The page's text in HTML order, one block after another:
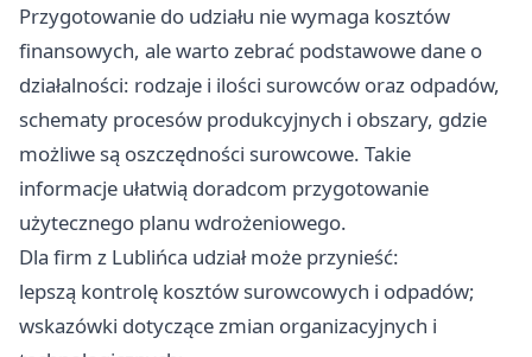
Przygotowanie do udziału nie wymaga kosztów
finansowych, ale warto zebrać podstawowe dane o
działalności: rodzaje i ilości surowców oraz odpadów,
schematy procesów produkcyjnych i obszary, gdzie
możliwe są oszczędności surowcowe. Takie
informacje ułatwią doradcom przygotowanie
użytecznego planu wdrożeniowego.
Dla firm z Lublińca udział może przynieść:
lepszą kontrolę kosztów surowcowych i odpadów;
wskazówki dotyczące zmian organizacyjnych i